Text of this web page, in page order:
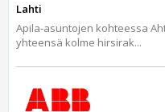
Lahti
Apila-asuntojen kohteessa
yhteensä kolme hirsirak...